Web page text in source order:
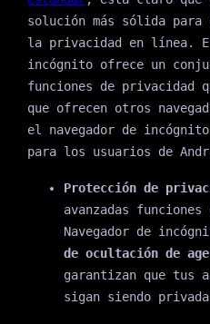
solución más sólida
la privacidad en línea.
incógnito ofrece un
funciones de privacidad
que ofrecen otros
el navegador de
para los usuarios de
Protección de
avanzadas
Navegador de
de ocultación de
garantizan que tus
sigan siendo